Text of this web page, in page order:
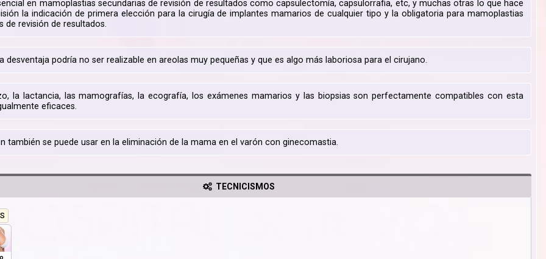
en mamoplastias secundarias de revisión de resultados como capsulectomía, capsulorrafia, etc, y muchas otras lo que hace
la indicación de primera elección para la cirugía de implantes mamarios de cualquier tipo y la obligatoria para mamoplastias
de revisión de resultados.
desventaja podría no ser realizable en areolas muy pequeñas y que es algo más laboriosa para el cirujano.
la lactancia, las mamografías, la ecografía, los exámenes mamarios y las biopsias son perfectamente compatibles con esta
eficaces.
también se puede usar en la eliminación de la mama en el varón con ginecomastia.
TECNICISMOS